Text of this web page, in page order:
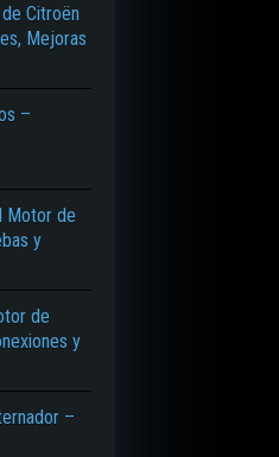
– ANÁLISIS
Citroën
Mejoras
–
Motor de
y
de
y
–